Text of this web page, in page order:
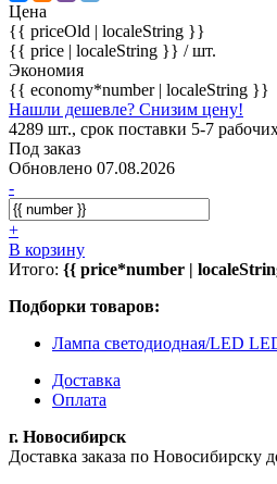
Цена
{{ priceOld | localeString }}
{{ price | localeString }} / шт.
Экономия
{{ economy*number | localeString }}
Нашли дешевле? Снизим цену!
4289 шт., срок поставки 5-7
Под заказ
Обновлено 07.08.2026
-
+
В корзину
Итого: {{ price*number |
Подборки товаров:
Лампа светодиодная/LED
Доставка
Оплата
г. Новосибирск
Доставка заказа по Новосибирску